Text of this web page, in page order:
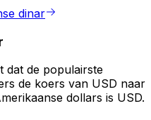
dinar
dat de populairste
de koers van USD naar
dollars is USD.